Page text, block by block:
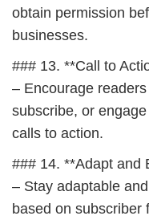
obtain permission
businesses.
### 13. **Call to
– Encourage
subscribe, or
calls to action.
### 14. **Adapt and
– Stay adaptable
based on subscriber